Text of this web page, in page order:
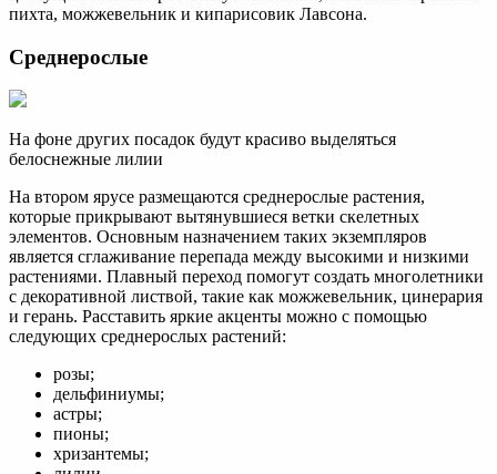
пихта, можжевельник и кипарисовик Лавсона.
Среднерослые
На фоне других посадок будут красиво выделяться
белоснежные лилии
На втором ярусе размещаются среднерослые растения,
которые прикрывают вытянувшиеся ветки скелетных
элементов. Основным назначением таких экземпляров
является сглаживание перепада между высокими и низкими
растениями. Плавный переход помогут создать многолетники
с декоративной листвой, такие как можжевельник, цинерария
и герань. Расставить яркие акценты можно с помощью
следующих среднерослых растений:
розы;
дельфиниумы;
астры;
пионы;
хризантемы;